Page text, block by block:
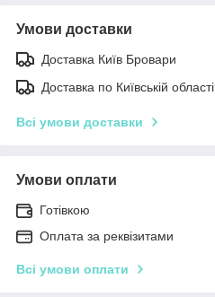
Умови доставки
Доставка Київ Бровари
Доставка по Київській області
Всі умови доставки
Умови оплати
Готівкою
Оплата за реквізитами
Всі умови оплати